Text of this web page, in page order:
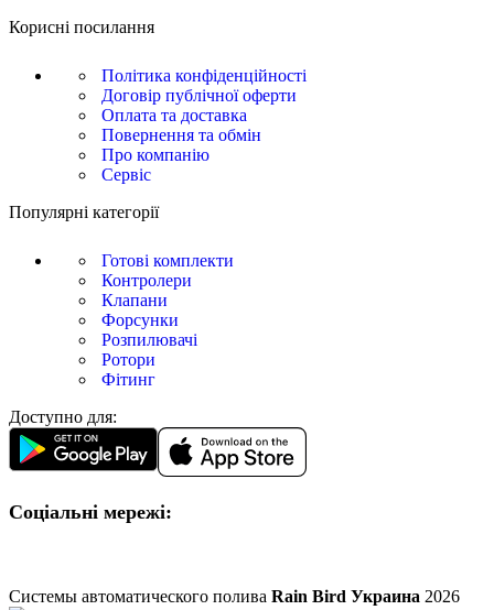
Корисні посилання
Політика конфіденційності
Договір публічної оферти
Оплата та доставка
Повернення та обмін
Про компанію
Сервіс
Популярні категорії
Готові комплекти
Контролери
Клапани
Форсунки
Розпилювачі
Ротори
Фітинг
Доступно для:
Соціальні мережі:
Системы автоматического полива Rain Bird Украина 2026